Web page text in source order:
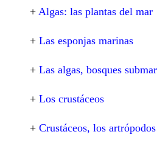
+ Algas: las plantas del mar
+ Las esponjas marinas
+ Las algas, bosques
+ Los crustáceos
+ Crustáceos, los